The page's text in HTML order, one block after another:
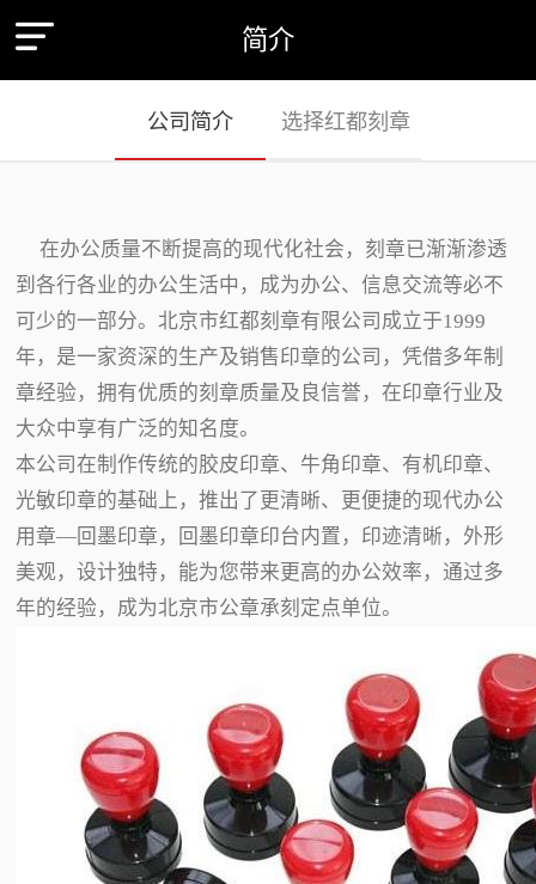
简介
公司简介 选择红都刻章
在办公质量不断提高的现代化社会，刻章已渐渐渗透
到各行各业的办公生活中，成为办公、信息交流等必不
可少的一部分。北京市红都刻章有限公司成立于1999
年，是一家资深的生产及销售印章的公司，凭借多年制
章经验，拥有优质的刻章质量及良信誉，在印章行业及
大众中享有广泛的知名度。
本公司在制作传统的胶皮印章、牛角印章、有机印章、
光敏印章的基础上，推出了更清晰、更便捷的现代办公
用章—回墨印章，回墨印章印台内置，印迹清晰，外形
美观，设计独特，能为您带来更高的办公效率，通过多
年的经验，成为北京市公章承刻定点单位。